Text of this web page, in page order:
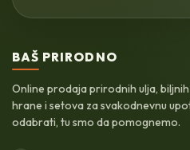
BAŠ PRIRODNO
Online prodaja prirodnih ulja,
hrane i setova za svakodnevnu
odabrati, tu smo da pomognemo.